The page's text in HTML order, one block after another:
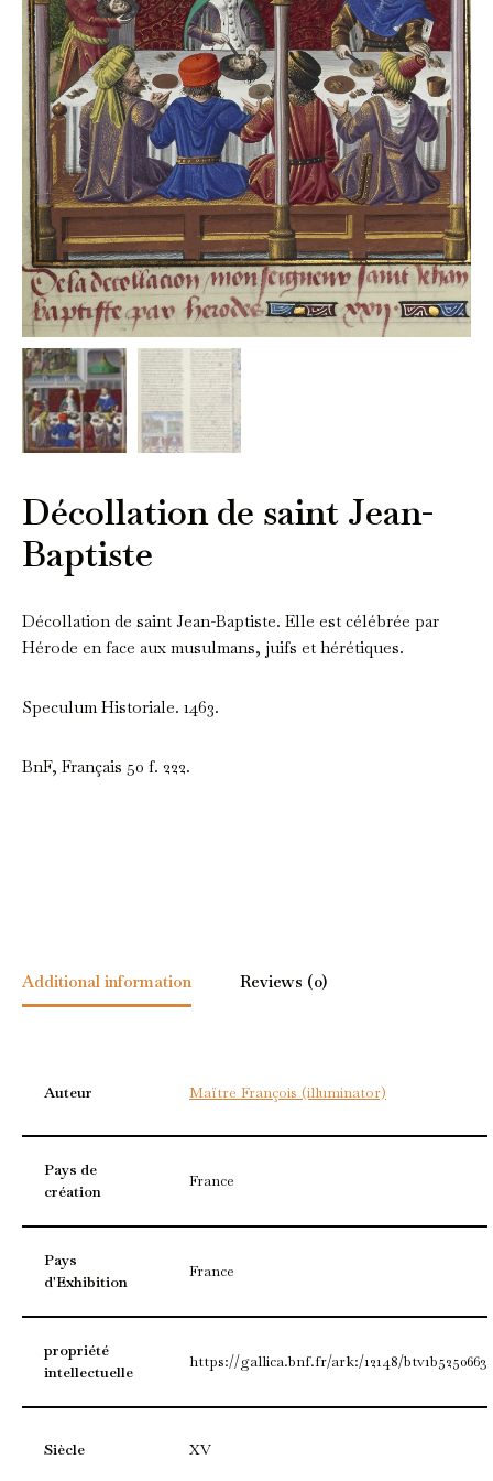
Décollation de saint Jean-
Baptiste
Décollation de saint Jean-Baptiste. Elle est célébrée par
Hérode en face aux musulmans, juifs et hérétiques.
Speculum Historiale. 1463.
BnF, Français 50 f. 222.
Additional information Reviews (0)
Auteur Maïtre François (illuminator)
Pays de
création
France
Pays
d'Exhibition
France
propriété
intellectuelle
https://gallica.bnf.fr/ark:/12148/
Siècle XV